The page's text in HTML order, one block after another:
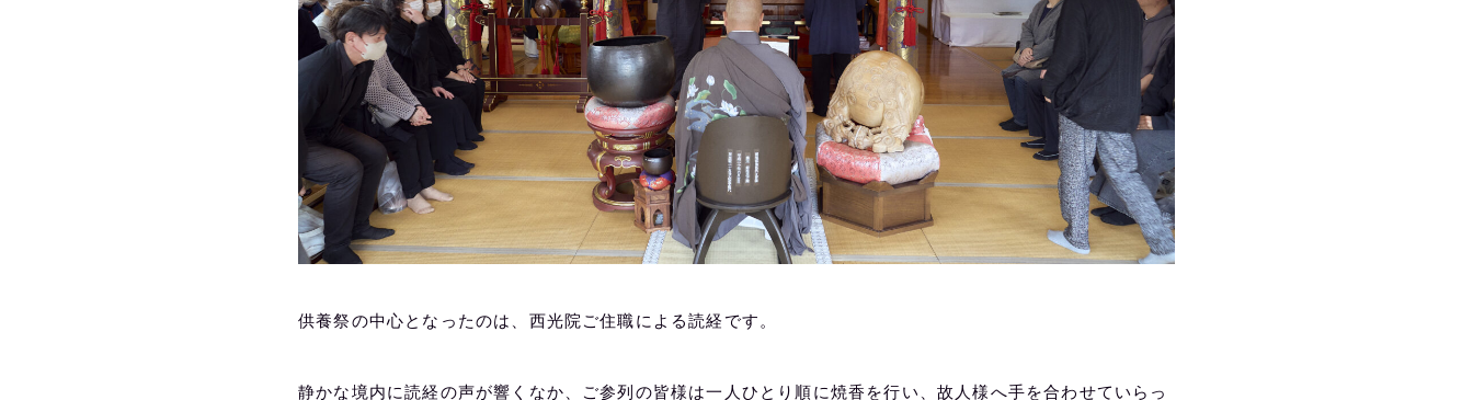
供養祭の中心となったのは、西光院ご住職による読経です。
静かな境内に読経の声が響くなか、ご参列の皆様は一人ひとり順に焼香を行い、故人様へ手を合わせていらっ